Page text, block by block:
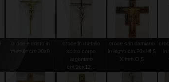
croce e cristo in
metallo cm.20x9
croce in metallo
scuro corpo
argentato
cm.26x12...
croce san damiano
in legno cm.20x14,5
X mm.O,5